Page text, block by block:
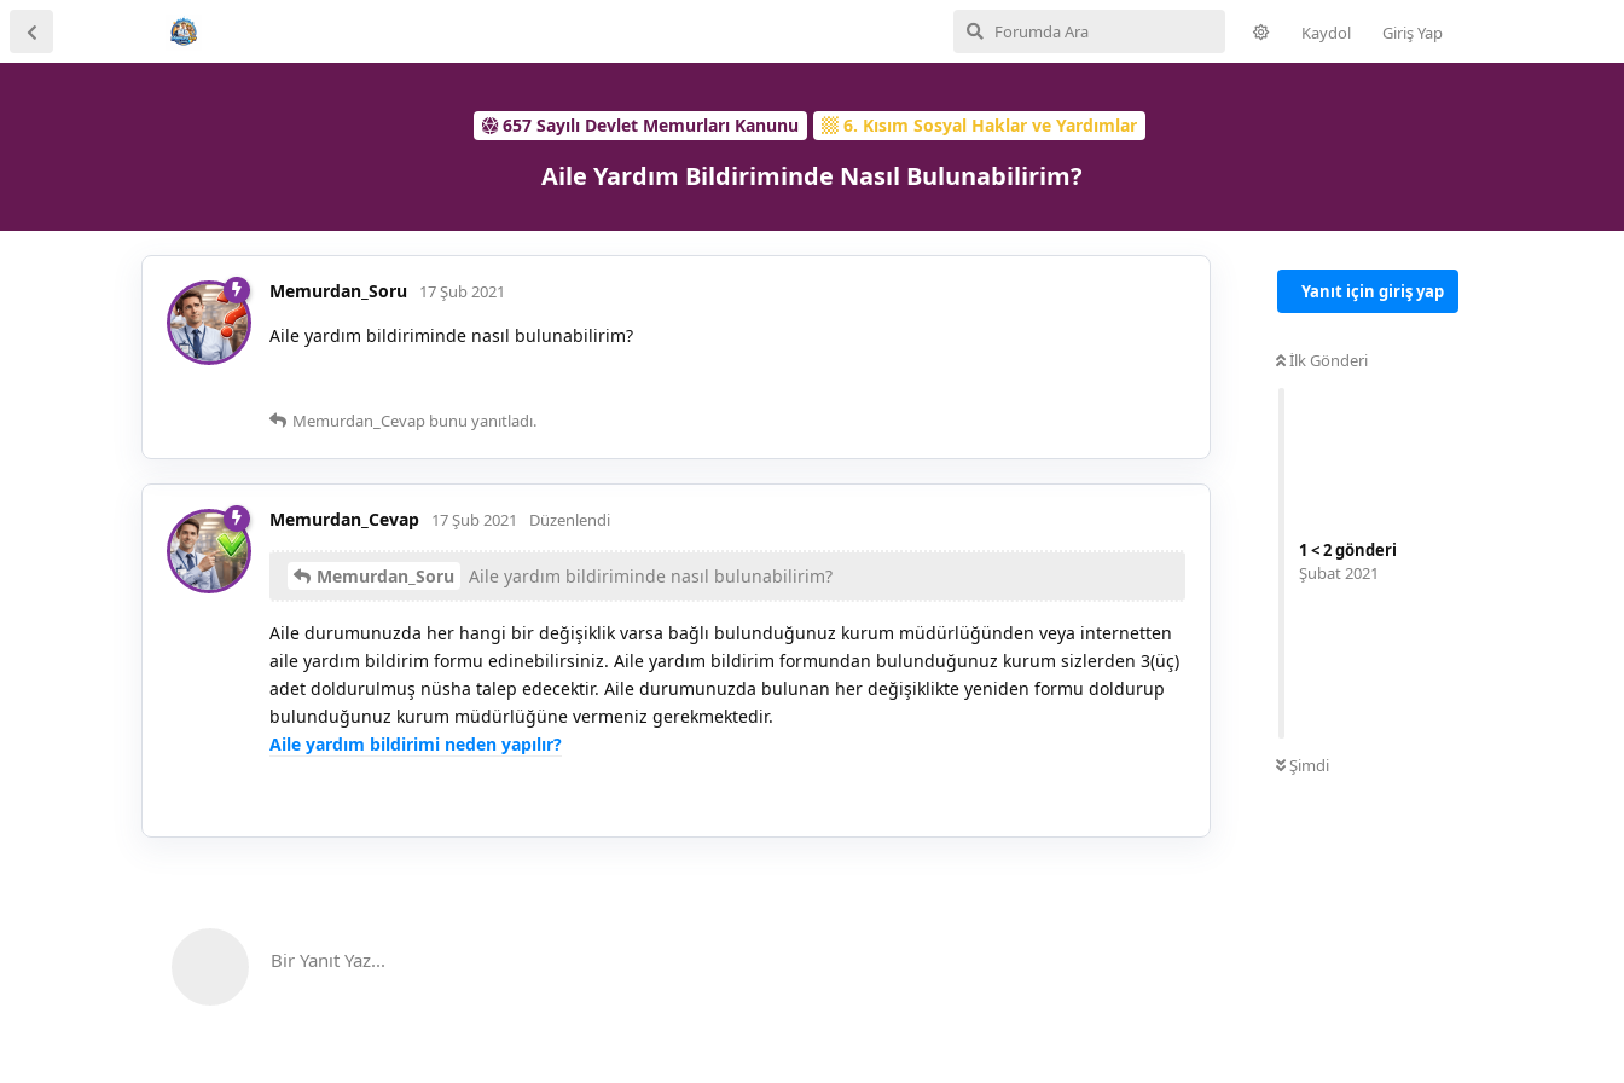
Kaydol Giriş Yap
657 Sayılı Devlet Memurları Kanunu 6. Kısım Sosyal Haklar ve Yardımlar
Aile Yardım Bildiriminde Nasıl Bulunabilirim?
Yanıt için giriş yap
İlk Gönderi
1 <2gönderi
Şubat 2021
Şimdi
Memurdan_Soru 17 Şub 2021
Aile yardım bildiriminde nasıl bulunabilirim?
Memurdan_Cevap bunu yanıtladı.
Memurdan_Cevap 17 Şub 2021 Düzenlendi
Memurdan_Soru Aile yardım bildiriminde nasıl bulunabilirim?
Aile durumunuzda her hangi bir değişiklik varsa bağlı bulunduğunuz kurum müdürlüğünden veya internetten
aile yardım bildirim formu edinebilirsiniz. Aile yardım bildirim formundan bulunduğunuz kurum sizlerden 3(üç)
adet doldurulmuş nüsha talep edecektir. Aile durumunuzda bulunan her değişiklikte yeniden formu doldurup
bulunduğunuz kurum müdürlüğüne vermeniz gerekmektedir.
Aile yardım bildirimi neden yapılır?
Bir Yanıt Yaz...